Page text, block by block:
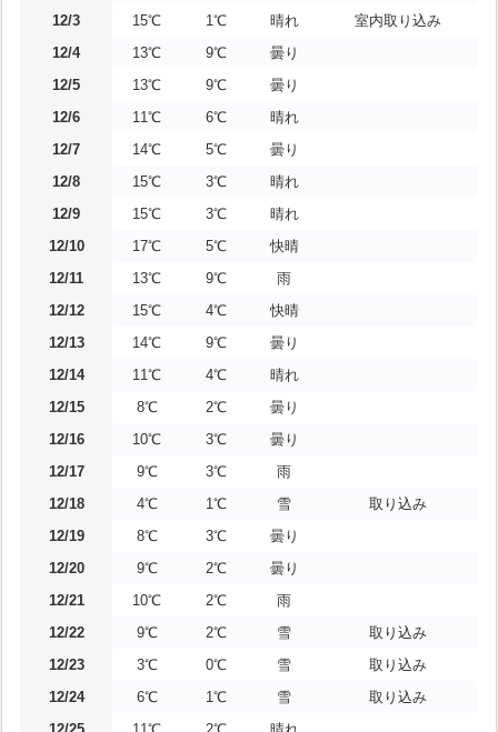
12/3
15℃ 1℃ 晴れ
室内取り込み
12/4
13℃ 9℃
曇り
12/5
13℃ 9℃
曇り
12/6
11℃ 6℃
晴れ
12/7
14℃ 5℃
曇り
12/8
15℃ 3℃
晴れ
12/9
15℃ 3℃
晴れ
12/10
17℃ 5℃
快晴
12/11
13℃ 9℃
雨
12/12
15℃ 4℃
快晴
12/13
14℃ 9℃
曇り
12/14
11℃ 4℃
晴れ
12/15
8℃ 2℃
曇り
12/16
10℃ 3℃
曇り
12/17
9℃ 3℃
雨
12/18
4℃ 1℃ 雪
取り込み
12/19
8℃ 3℃
曇り
12/20
9℃ 2℃
曇り
12/21
10℃ 2℃
雨
12/22
9℃ 2℃ 雪
取り込み
12/23
3℃ 0℃ 雪
取り込み
12/24
6℃ 1℃ 雪
取り込み